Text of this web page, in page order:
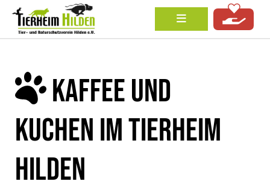
KAFFEE UND
KUCHEN IM TIERHEIM
HILDEN